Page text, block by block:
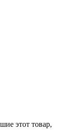
этот товар,